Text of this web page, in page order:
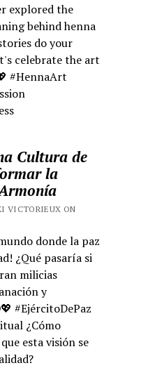
explored the
behind henna
do your
celebrate the art
#HennaArt
Cultura de
la
VICTORIEUX ON
donde la paz
¿Qué pasaría si
milicias
y
#EjércitoDePaz
¿Cómo
esta visión se